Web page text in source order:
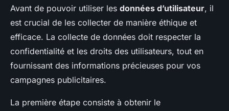
Avant de pouvoir utiliser les données d’utilisateur, il
est crucial de les collecter de manière éthique et
efficace. La collecte de données doit respecter la
confidentialité et les droits des utilisateurs, tout en
fournissant des informations précieuses pour vos
campagnes publicitaires.
La première étape consiste à obtenir le